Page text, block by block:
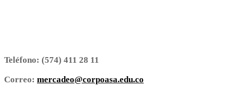
Teléfono: (574) 411 28 11
Correo: mercadeo@corpoasa.edu.co